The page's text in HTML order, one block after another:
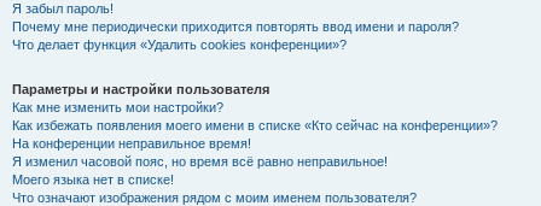
Я забыл пароль!
Почему мне периодически приходится повторять ввод имени и пароля?
Что делает функция «Удалить cookies конференции»?
Параметры и настройки пользователя
Как мне изменить мои настройки?
Как избежать появления моего имени в списке «Кто сейчас на конференции»?
На конференции неправильное время!
Я изменил часовой пояс, но время всё равно неправильное!
Моего языка нет в списке!
Что означают изображения рядом с моим именем пользователя?